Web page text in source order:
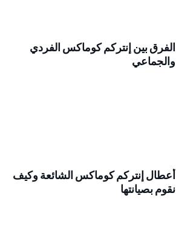
الفرق بين إنتركم كوماكس الفردي
والجماعي
أعطال إنتركم كوماكس الشائعة وكيف
نقوم بصيانتها